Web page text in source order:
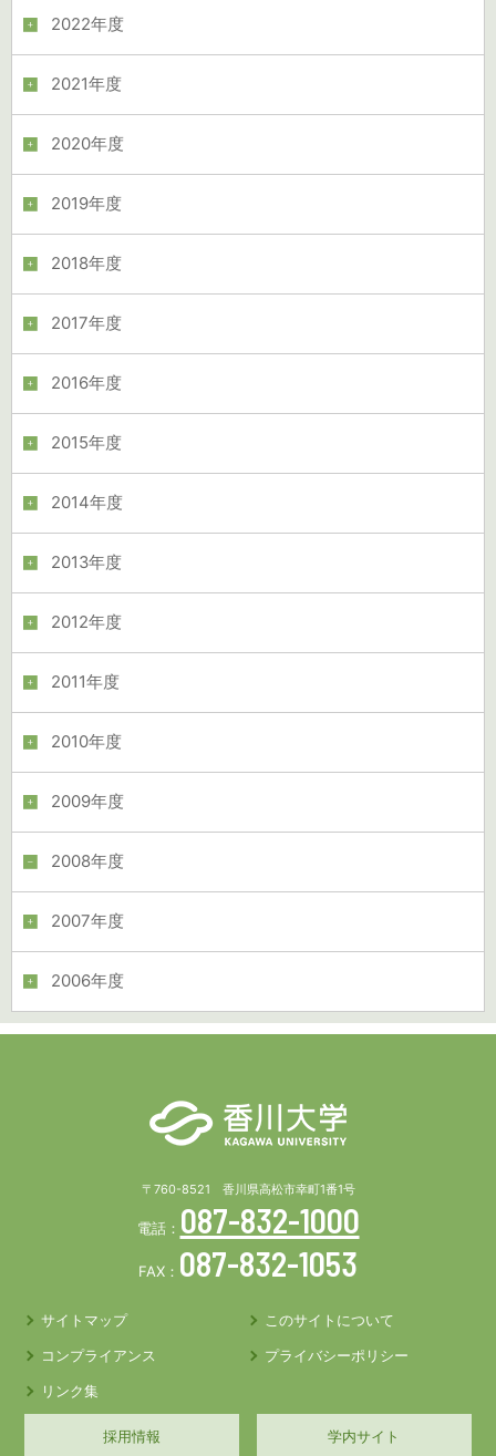
2022年度
2021年度
2020年度
2019年度
2018年度
2017年度
2016年度
2015年度
2014年度
2013年度
2012年度
2011年度
2010年度
2009年度
2008年度
2007年度
2006年度
〒760-8521 香川県高松市幸町1番1号
電話： 087-832-1000
FAX： 087-832-1053
サイトマップ
このサイトについて
コンプライアンス
プライバシーポリシー
リンク集
採用情報 学内サイト